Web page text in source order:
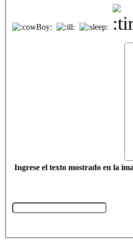
Ingrese el texto mostrado en la